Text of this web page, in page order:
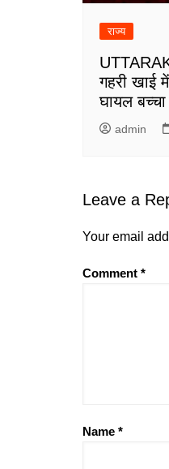
राज्य
गहरी खाई
घायल
admin
Leave a
Your email
Comment *
Name *